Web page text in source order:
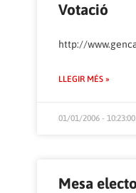
Votació
http://
LLEGIR MÉS »
01/01/2006 - 10:23:00
Mesa